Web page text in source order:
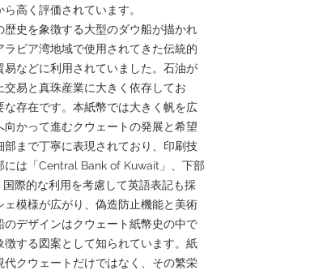
高く評価されています。
史を象徴する大型のダウ船が描かれ
ビア湾地域で使用されてきた伝統的
などに利用されていました。石油が
易と真珠産業に大きく依存してお
存在です。本紙幣では大きく帆を広
かって進むクウェートの発展と希望
まで丁寧に表現されており、印刷技
には「Central Bank of Kuwait」、下部
際的な利用を考慮して英語表記も採
模様が広がり、偽造防止機能と美術
デザインはクウェート紙幣史の中で
する図案として知られています。紙
クウェートだけではなく、その繁栄